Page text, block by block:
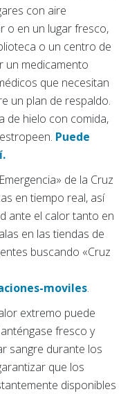
con aire
o en un lugar fresco,
o un centro de
un medicamento
que necesitan
un plan de respaldo.
de hielo con comida,
Puede
de la Cruz
en tiempo real, así
ante el calor tanto en
en las tiendas de
buscando «Cruz
moviles.
extremo puede
fresco y
sangre durante los
que los
disponibles